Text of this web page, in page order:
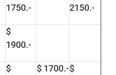
1750.-
2150.-
$
1900.-
$ $ 1700.-$